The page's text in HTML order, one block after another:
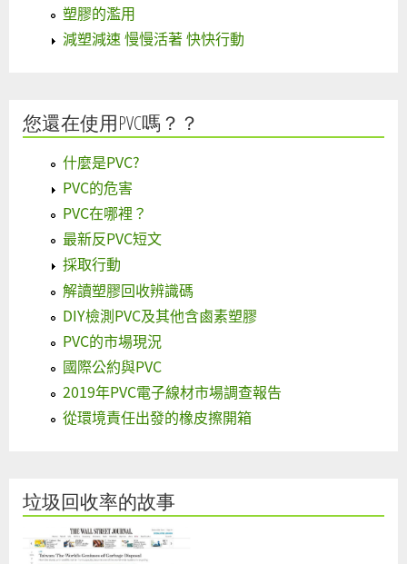
塑膠的濫用
減塑減速 慢慢活著 快快行動
您還在使用PVC嗎？？
什麼是PVC?
PVC的危害
PVC在哪裡？
最新反PVC短文
採取行動
解讀塑膠回收辨識碼
DIY檢測PVC及其他含鹵素塑膠
PVC的市場現況
國際公約與PVC
2019年PVC電子線材市場調查報告
從環境責任出發的橡皮擦開箱
垃圾回收率的故事